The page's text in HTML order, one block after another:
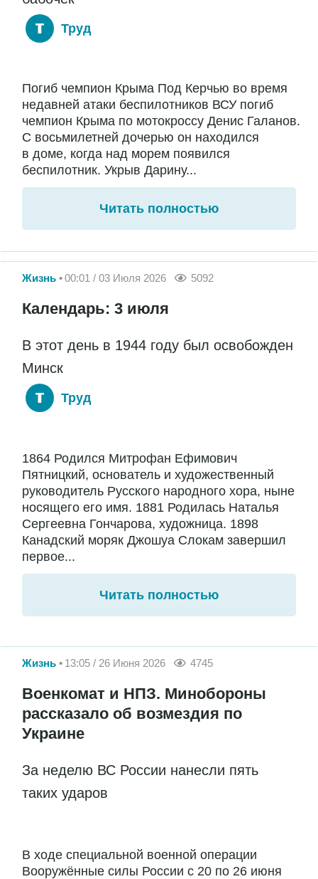
Труд
Погиб чемпион Крыма Под Керчью во время
недавней атаки беспилотников ВСУ погиб
чемпион Крыма по мотокроссу Денис Галанов.
С восьмилетней дочерью он находился
в доме, когда над морем появился
беспилотник. Укрыв Дарину...
Читать полностью
Жизнь 00:01 / 03 Июля 2026 5092
Календарь: 3 июля
В этот день в 1944 году был освобожден
Минск
Труд
1864 Родился Митрофан Ефимович
Пятницкий, основатель и художественный
руководитель Русского народного хора, ныне
носящего его имя. 1881 Родилась Наталья
Сергеевна Гончарова, художница. 1898
Канадский моряк Джошуа Слокам завершил
первое...
Читать полностью
Жизнь 13:05 / 26 Июня 2026 4745
Военкомат и НПЗ. Минобороны
рассказало об возмездия по
Украине
За неделю ВС России нанесли пять
таких ударов
В ходе специальной военной операции
Вооружённые силы России с 20 по 26 июня